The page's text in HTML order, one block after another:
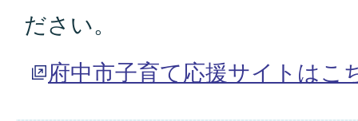
ださい。
府中市子育て応援サイトはこ